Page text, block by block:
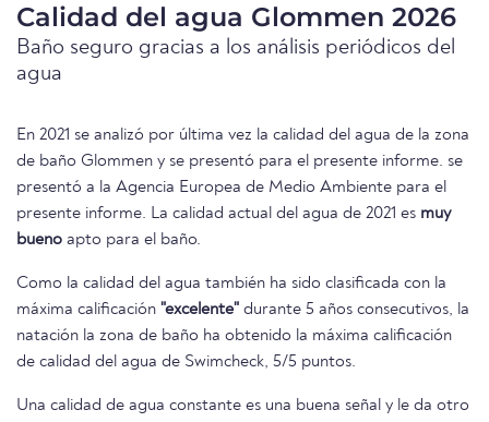
Calidad del agua Glommen 2026
Baño seguro gracias a los análisis periódicos del
agua
En 2021 se analizó por última vez la calidad del agua de la zona
de baño Glommen y se presentó para el presente informe. se
presentó a la Agencia Europea de Medio Ambiente para el
presente informe. La calidad actual del agua de 2021 es muy
bueno apto para el baño.
Como la calidad del agua también ha sido clasificada con la
máxima calificación "excelente" durante 5 años consecutivos, la
natación la zona de baño ha obtenido la máxima calificación
de calidad del agua de Swimcheck, 5/5 puntos.
Una calidad de agua constante es una buena señal y le da otro